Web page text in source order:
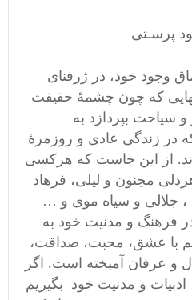
پرسـتی
وجود خود، در ژرفنای
که چون چشمۀ حقیقت
سیاحت بپردازد به
در زندگی عادی و روزمرۀ
از این جاست که هرکسی
مجنون و لیلی، فرهاد
، جلالی و سیاه موی و …
فرهنگ و مدنیت خود به
با عشق، محبت، صداقت،
و عرفان آمیخته است. اگر
ادبیات و مدنیت خود بگیریم